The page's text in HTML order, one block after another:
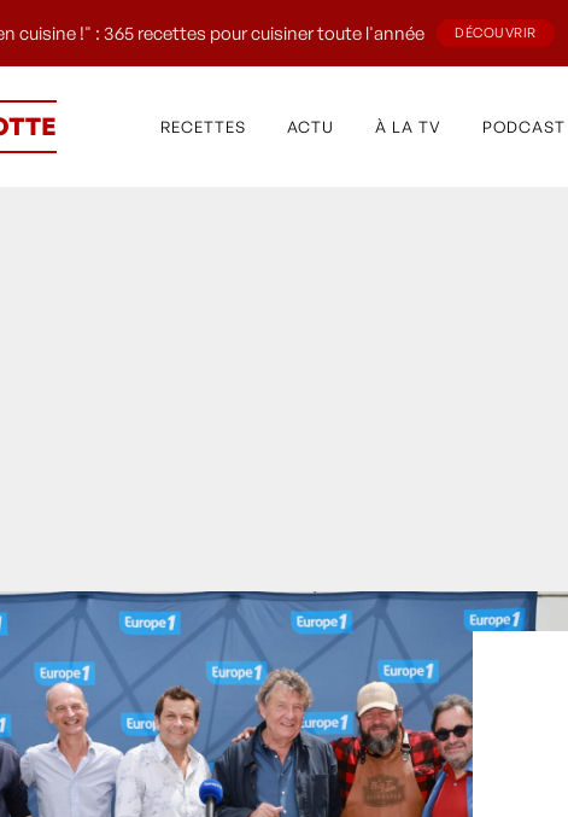
cuisine !" : 365 recettes pour cuisiner toute l'année DÉCOUVRIR
RECETTES ACTU À LA TV PODCAST